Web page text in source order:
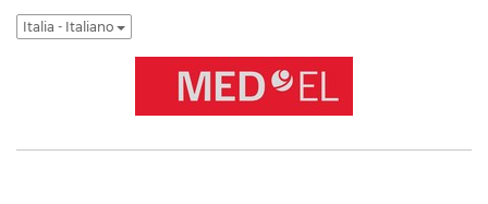
Italia - Italiano